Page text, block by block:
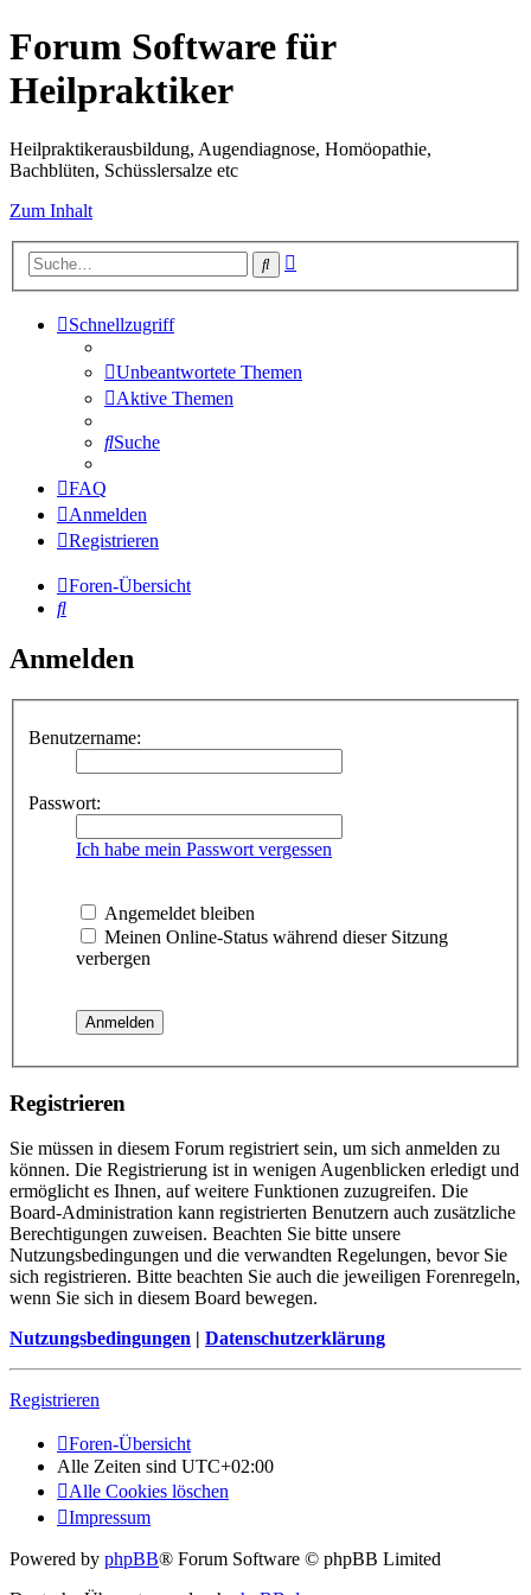
Forum Software für
Heilpraktiker
Heilpraktikerausbildung, Augendiagnose, Homöopathie,
Bachblüten, Schüsslersalze etc
Zum Inhalt
Suche
Schnellzugriff
Unbeantwortete Themen
Aktive Themen
Suche
FAQ
Anmelden
Registrieren
Foren-Übersicht
Suche
Anmelden
Benutzername:
Passwort:
Ich habe mein Passwort vergessen
Angemeldet bleiben
Meinen Online-Status während dieser Sitzung
verbergen
Registrieren
Sie müssen in diesem Forum registriert sein, um sich anmelden zu
können. Die Registrierung ist in wenigen Augenblicken erledigt und
ermöglicht es Ihnen, auf weitere Funktionen zuzugreifen. Die
Board-Administration kann registrierten Benutzern auch zusätzliche
Berechtigungen zuweisen. Beachten Sie bitte unsere
Nutzungsbedingungen und die verwandten Regelungen, bevor Sie
sich registrieren. Bitte beachten Sie auch die jeweiligen Forenregeln,
wenn Sie sich in diesem Board bewegen.
Nutzungsbedingungen | Datenschutzerklärung
Registrieren
Foren-Übersicht
Alle Zeiten sind UTC+02:00
Alle Cookies löschen
Impressum
Powered by phpBB® Forum Software © phpBB Limited